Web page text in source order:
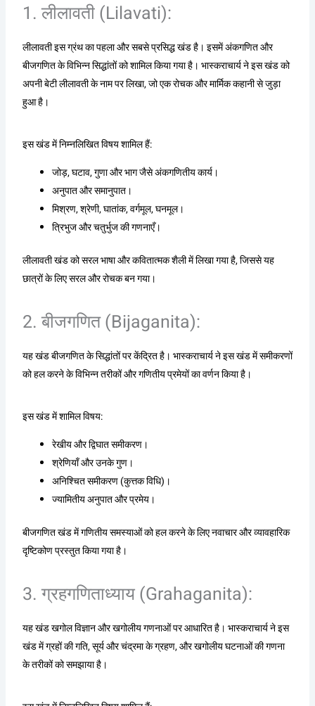
1. लीलावती (Lilavati):
लीलावती इस ग्रंथ का पहला और सबसे प्रसिद्ध खंड है। इसमें अंकगणित और
बीजगणित के विभिन्न सिद्धांतों को शामिल किया गया है। भास्कराचार्य ने इस खंड को
अपनी बेटी लीलावती के नाम पर लिखा, जो एक रोचक और मार्मिक कहानी से जुड़ा
हुआ है।
इस खंड में निम्नलिखित विषय शामिल हैं:
जोड़, घटाव, गुणा और भाग जैसे अंकगणितीय कार्य।
अनुपात और समानुपात।
मिश्रण, श्रेणी, घातांक, वर्गमूल, घनमूल।
त्रिभुज और चतुर्भुज की गणनाएँ।
लीलावती खंड को सरल भाषा और कवितात्मक शैली में लिखा गया है, जिससे यह
छात्रों के लिए सरल और रोचक बन गया।
2. बीजगणित (Bijaganita):
यह खंड बीजगणित के सिद्धांतों पर केंद्रित है। भास्कराचार्य ने इस खंड में समीकरणों
को हल करने के विभिन्न तरीकों और गणितीय प्रमेयों का वर्णन किया है।
इस खंड में शामिल विषय:
रेखीय और द्विघात समीकरण।
श्रेणियाँ और उनके गुण।
अनिश्चित समीकरण (कुत्तक विधि)।
ज्यामितीय अनुपात और प्रमेय।
बीजगणित खंड में गणितीय समस्याओं को हल करने के लिए नवाचार और व्यावहारिक
दृष्टिकोण प्रस्तुत किया गया है।
3. ग्रहगणिताध्याय (Grahaganita):
यह खंड खगोल विज्ञान और खगोलीय गणनाओं पर आधारित है। भास्कराचार्य ने इस
खंड में ग्रहों की गति, सूर्य और चंद्रमा के ग्रहण, और खगोलीय घटनाओं की गणना
के तरीकों को समझाया है।